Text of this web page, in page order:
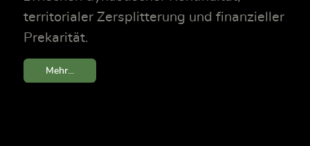
territorialer Zersplitterung und finanzieller
Prekarität.
Mehr...